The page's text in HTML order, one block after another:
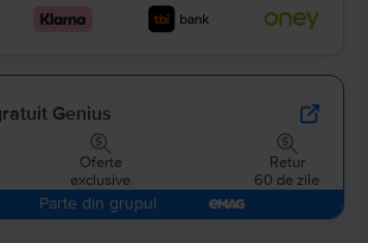
Genius
Oferte
exclusive
Retur
60 de zile
Parte din grupul